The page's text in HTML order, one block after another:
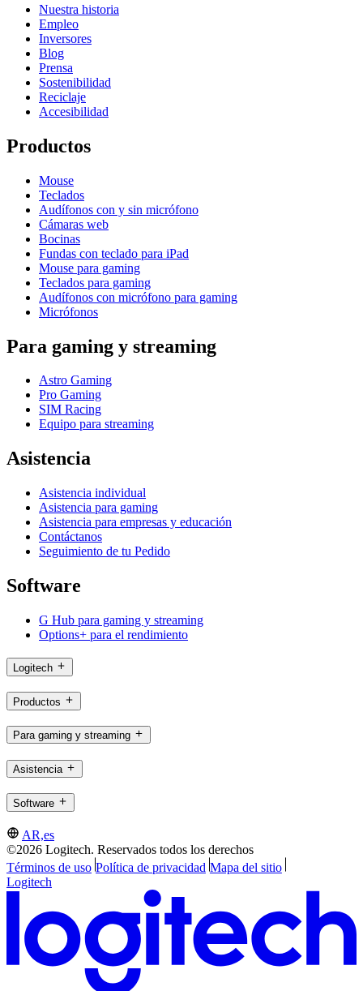
Nuestra historia
Empleo
Inversores
Blog
Prensa
Sostenibilidad
Reciclaje
Accesibilidad
Productos
Mouse
Teclados
Audífonos con y sin micrófono
Cámaras web
Bocinas
Fundas con teclado para iPad
Mouse para gaming
Teclados para gaming
Audífonos con micrófono para gaming
Micrófonos
Para gaming y streaming
Astro Gaming
Pro Gaming
SIM Racing
Equipo para streaming
Asistencia
Asistencia individual
Asistencia para gaming
Asistencia para empresas y educación
Contáctanos
Seguimiento de tu Pedido
Software
G Hub para gaming y streaming
Options+ para el rendimiento
Logitech
Productos
Para gaming y streaming
Asistencia
Software
AR,es
©2026 Logitech. Reservados todos los derechos
Términos de uso Política de privacidad Mapa del sitio
Logitech